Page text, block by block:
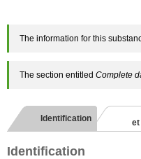
The information for this
The section entitled Complete
Identification
Identification